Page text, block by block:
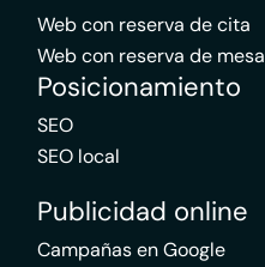
Web con reserva de cita
Web con reserva de mesa
Posicionamiento
SEO
SEO local
Publicidad online
Campañas en Google